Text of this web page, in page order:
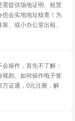
提供场地证明、租赁
会实地地址核查！为
、或小办公室出租、
操作，首先不了解：
则、如何操作电子签
证通，0元注册，解